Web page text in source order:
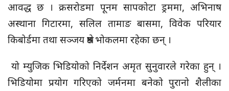
आवद्ध छ । क्रसरोडमा पूनम सापकोटा ड्रममा, अभिनाष
अस्थाना गिटारमा, सलिल तामाङ बासमा, विवेक परियार
किबोर्डमा तथा सञ्जय श्रेष्ठ भोकलमा रहेका छन् ।
यो म्युजिक भिडियोको निर्देशन अमृत सुनुवारले गरेका हुन् ।
भिडियोमा प्रयोग गरिएको जर्मनमा बनेको पुरानो शैलीका